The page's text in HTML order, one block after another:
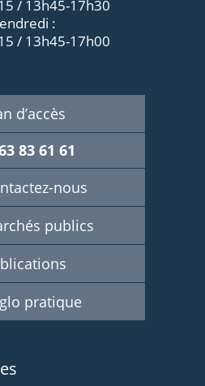
/ 13h45-17h30
:
/ 13h45-17h00
d’accès
83 61 61
nous
publics
pratique